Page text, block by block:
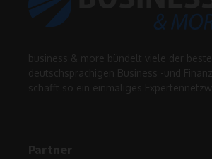
business & more bündelt viele der
deutschsprachigen Business -und
schafft so ein einmaliges
Partner